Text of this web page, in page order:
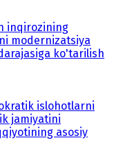
inqirozining
modernizatsiya
ko'tarilish
islohotlarni
jamiyatini
asosiy